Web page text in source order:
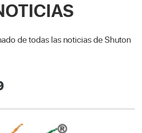
de todas las noticias de Shuton